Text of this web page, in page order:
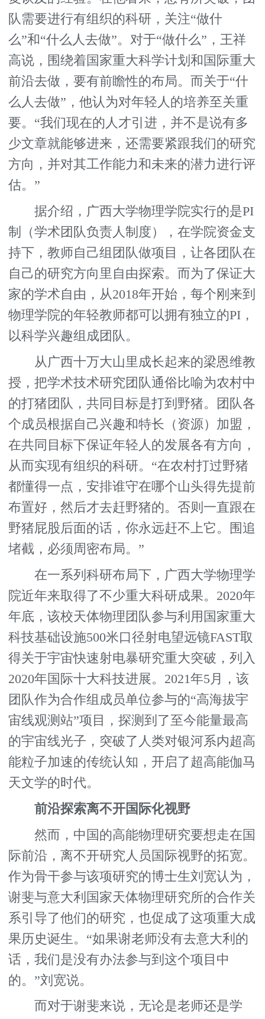
队需要进行有组织的科研，关注“做什
么”和“什么人去做”。对于“做什么”，王祥
高说，围绕着国家重大科学计划和国际重大
前沿去做，要有前瞻性的布局。而关于“什
么人去做”，他认为对年轻人的培养至关重
要。“我们现在的人才引进，并不是说有多
少文章就能够进来，还需要紧跟我们的研究
方向，并对其工作能力和未来的潜力进行评
估。”
据介绍，广西大学物理学院实行的是PI
制（学术团队负责人制度），在学院资金支
持下，教师自己组团队做项目，让各团队在
自己的研究方向里自由探索。而为了保证大
家的学术自由，从2018年开始，每个刚来到
物理学院的年轻教师都可以拥有独立的PI，
以科学兴趣组成团队。
从广西十万大山里成长起来的梁恩维教
授，把学术技术研究团队通俗比喻为农村中
的打猪团队，共同目标是打到野猪。团队各
个成员根据自己兴趣和特长（资源）加盟，
在共同目标下保证年轻人的发展各有方向，
从而实现有组织的科研。“在农村打过野猪
都懂得一点，安排谁守在哪个山头得先提前
布置好，然后才去赶野猪的。否则一直跟在
野猪屁股后面的话，你永远赶不上它。围追
堵截，必须周密布局。”
在一系列科研布局下，广西大学物理学
院近年来取得了不少重大科研成果。2020年
年底，该校天体物理团队参与利用国家重大
科技基础设施500米口径射电望远镜FAST取
得关于宇宙快速射电暴研究重大突破，列入
2020年国际十大科技进展。2021年5月，该
团队作为合作组成员单位参与的“高海拔宇
宙线观测站”项目，探测到了至今能量最高
的宇宙线光子，突破了人类对银河系内超高
能粒子加速的传统认知，开启了超高能伽马
天文学的时代。
前沿探索离不开国际化视野
然而，中国的高能物理研究要想走在国
际前沿，离不开研究人员国际视野的拓宽。
作为骨干参与该项研究的博士生刘宽认为，
谢斐与意大利国家天体物理研究所的合作关
系引导了他们的研究，也促成了这项重大成
果历史诞生。“如果谢老师没有去意大利的
话，我们是没有办法参与到这个项目中
的。”刘宽说。
而对于谢斐来说，无论是老师还是学